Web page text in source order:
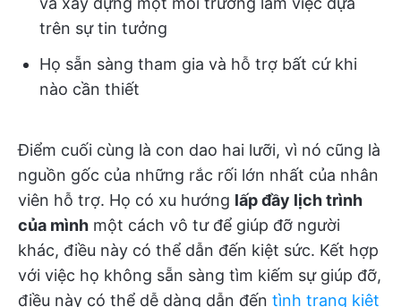
trên sự tin tưởng
Họ sẵn sàng tham gia và hỗ trợ bất cứ khi
nào cần thiết
Điểm cuối cùng là con dao hai lưỡi, vì nó cũng là
nguồn gốc của những rắc rối lớn nhất của nhân
viên hỗ trợ. Họ có xu hướng lấp đầy lịch trình
của mình một cách vô tư để giúp đỡ người
khác, điều này có thể dẫn đến kiệt sức. Kết hợp
với việc họ không sẵn sàng tìm kiếm sự giúp đỡ,
điều này có thể dễ dàng dẫn đến tình trạng kiệt